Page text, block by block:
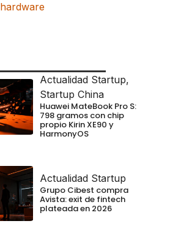
hardware
Actualidad Startup,
Startup China
Huawei MateBook Pro S:
798 gramos con chip
propio Kirin XE90 y
HarmonyOS
Actualidad Startup
Grupo Cibest compra
Avista: exit de fintech
plateada en 2026